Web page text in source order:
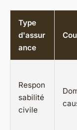
Type
d'assur
ance
Respon
sabilité
civile